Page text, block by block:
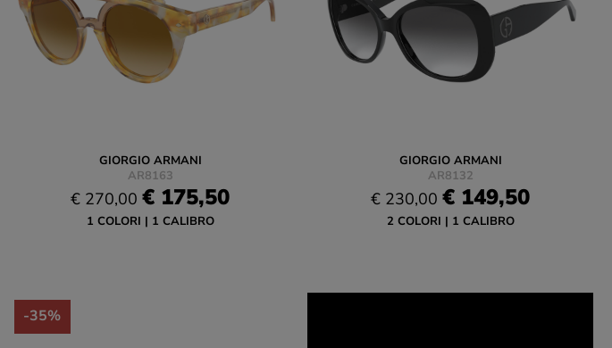
GIORGIO ARMANI
AR8163
€ 270,00 € 175,50
1 COLORI 1 CALIBRO
GIORGIO ARMANI
AR8132
€ 230,00 € 149,50
2 COLORI 1 CALIBRO
-35%